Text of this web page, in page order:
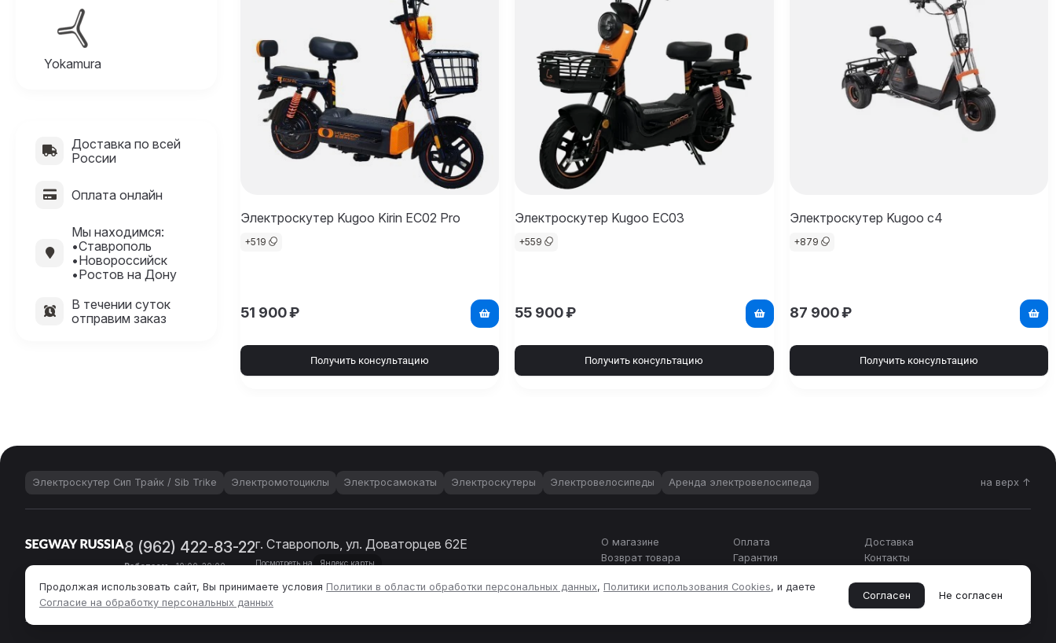
Электроскутер Kugoo Kirin EC02 Pro
+519
51 900₽
Получить консультацию
Электроскутер Kugoo EC03
+559
55 900₽
Получить консультацию
Электроскутер Kugoo c4
+879
87 900₽
Получить консультацию
Yokamura
Доставка по всей
России
Оплата онлайн
Мы находимся:
•Ставрополь
•Новороссийск
•Ростов на Дону
В течении суток
отправим заказ
Электроскутер Сип Трайк / Sib Trike Электромотоциклы Электросамокаты Электроскутеры Электровелосипеды Аренда электровелосипеда на верх ↑
8 (962) 422-83-22
Работаем- 10:00-20:00
г. Ставрополь, ул. Доваторцев 62Е
Посмотреть на Яндекс карты
О магазине Оплата
Доставка
Возврат товара
Гарантия Контакты
2026 © Segway Russia Все права защищены. ИП Мурыгина Кристина Сергеевна ИНН 263607010513 Cookies
Продолжая использовать сайт, Вы принимаете условия Политики в области обработки персональных данных, Политики использования Cookies, и даете
Согласие на обработку персональных данных
Согласен Не согласен